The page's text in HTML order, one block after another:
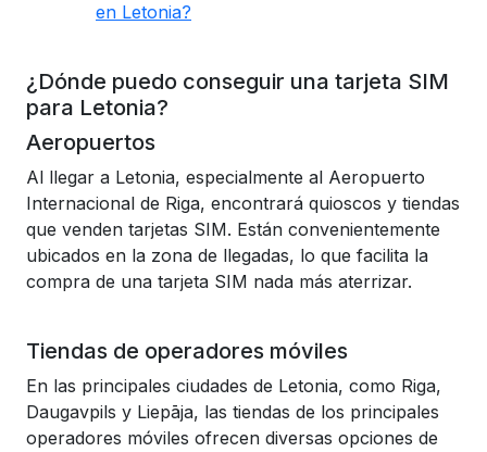
en Letonia?
¿Dónde puedo conseguir una tarjeta SIM
para Letonia?
Aeropuertos
Al llegar a Letonia, especialmente al Aeropuerto
Internacional de Riga, encontrará quioscos y tiendas
que venden tarjetas SIM. Están convenientemente
ubicados en la zona de llegadas, lo que facilita la
compra de una tarjeta SIM nada más aterrizar.
Tiendas de operadores móviles
En las principales ciudades de Letonia, como Riga,
Daugavpils y Liepāja, las tiendas de los principales
operadores móviles ofrecen diversas opciones de